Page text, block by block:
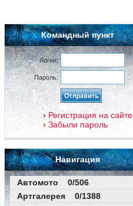
Командный пункт
Логин:
Пароль:
Регистрация на сайте
Забыли пароль
Навигация
Автомото 0/506
Артгалерея 0/1388